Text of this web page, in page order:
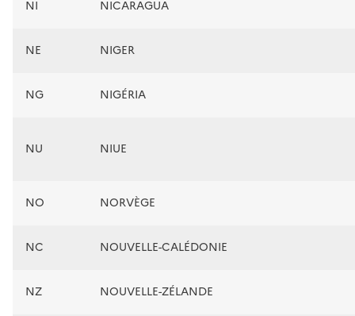
NI NICARAGUA
NE NIGER
NG NIGÉRIA
NU NIUE
NO NORVÈGE
NC NOUVELLE-CALÉDONIE
NZ NOUVELLE-ZÉLANDE